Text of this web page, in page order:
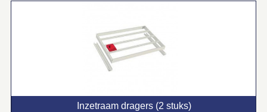
Inzetraam dragers (2 stuks)